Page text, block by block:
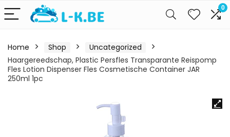
0
Home Shop
Uncategorized
Haargereedschap, Plastic Persfles Transparante Reispomp
Fles Lotion Dispenser Fles Cosmetische Container JAR
250ml 1pc